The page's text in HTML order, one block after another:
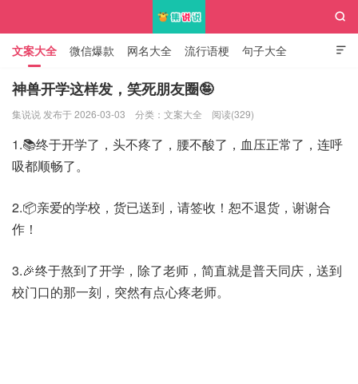

文案大全 微信爆款 网名大全 流行语梗 句子大全
知识大全

神兽开学这样发，笑死朋友圈🤪
集说说 发布于 2026-03-03 分类： 文案大全 阅读(329)
1.📚终于开学了，头不疼了，腰不酸了，血压正常了，连呼
吸都顺畅了。
2.📦亲爱的学校，货已送到，请签收！恕不退货，谢谢合
作！
3.🎉终于熬到了开学，除了老师，简直就是普天同庆，送到
校门口的那一刻，突然有点心疼老师。